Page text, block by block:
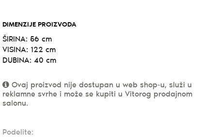
DIMENZIJE PROIZVODA
ŠIRINA: 56 cm
VISINA: 122 cm
DUBINA: 40 cm
Ovaj proizvod nije dostupan u web shop-u, služi u
reklamne svrhe i može se kupiti u Vitorog prodajnom
salonu.
Podelite: